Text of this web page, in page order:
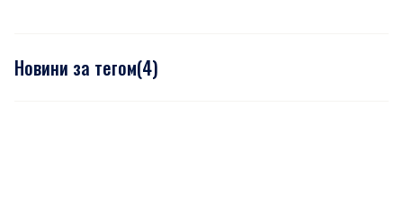
Новини за тегом(4)